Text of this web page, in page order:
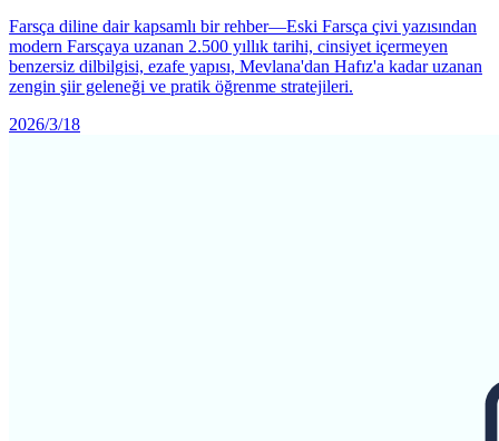
Farsça diline dair kapsamlı bir rehber—Eski Farsça çivi yazısından
modern Farsçaya uzanan 2.500 yıllık tarihi, cinsiyet içermeyen
benzersiz dilbilgisi, ezafe yapısı, Mevlana'dan Hafız'a kadar uzanan
zengin şiir geleneği ve pratik öğrenme stratejileri.
2026/3/18